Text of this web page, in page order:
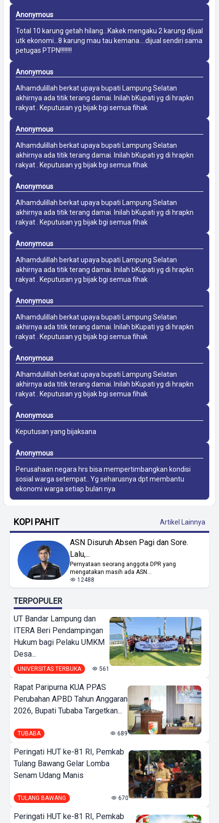
Anonymous
Total 10 karung getah hilang...Kakek mengaku 2 karung dijual
utk ekonomi...8 karung mau tau kemana....dijual sendiri sama
petugas PTPN!!!!!!!!
Anonymous
Alhamdulillah berkat upaya bupati Lampung Selatan
akhirnya ada titik terang damai. Inilah bKupati yg di hrapkn
rakyat . Keputusan yg bijak bgi semua fihak
Anonymous
Alhamdulillah berkat upaya bupati Lampung Selatan
akhirnya ada titik terang damai. Inilah bKupati yg di hrapkn
rakyat . Keputusan yg bijak bgi semua fihak
Anonymous
Alhamdulillah berkat upaya bupati Lampung Selatan
akhirnya ada titik terang damai. Inilah bKupati yg di hrapkn
rakyat . Keputusan yg bijak bgi semua fihak
Anonymous
Alhamdulillah berkat upaya bupati Lampung Selatan
akhirnya ada titik terang damai. Inilah bKupati yg di hrapkn
rakyat . Keputusan yg bijak bgi semua fihak
Anonymous
Alhamdulillah berkat upaya bupati Lampung Selatan
akhirnya ada titik terang damai. Inilah bKupati yg di hrapkn
rakyat . Keputusan yg bijak bgi semua fihak
Anonymous
Alhamdulillah berkat upaya bupati Lampung Selatan
akhirnya ada titik terang damai. Inilah bKupati yg di hrapkn
rakyat . Keputusan yg bijak bgi semua fihak
Anonymous
Keputusan yang bijaksana
Anonymous
Perusahaan negara hrs bisa mempertimbangkan kondisi
sosial warga setempat.. Yg seharusnya dpt membantu
ekonomi warga setiap bulan nya
KOPI PAHIT Artikel Lainnya
ASN Disuruh Absen Pagi dan Sore.
Lalu,...
Pernyataan seorang anggota DPR yang
mengatakan masih ada ASN...
12488
TERPOPULER
UT Bandar Lampung dan
ITERA Beri Pendampingan
Hukum bagi Pelaku UMKM
Desa...
UNIVERSITAS TERBUKA 561
Rapat Paripurna KUA PPAS
Perubahan APBD Tahun Anggaran
2026, Bupati Tubaba Targetkan...
TUBABA 689
Peringati HUT ke-81 RI, Pemkab
Tulang Bawang Gelar Lomba
Senam Udang Manis
TULANG BAWANG 670
Peringati HUT ke-81 RI, Pemkab